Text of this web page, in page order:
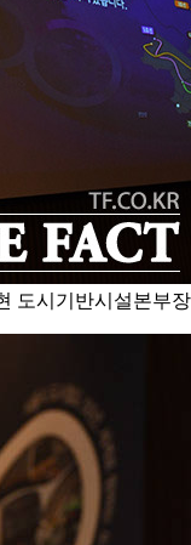
도시기반시설본부장